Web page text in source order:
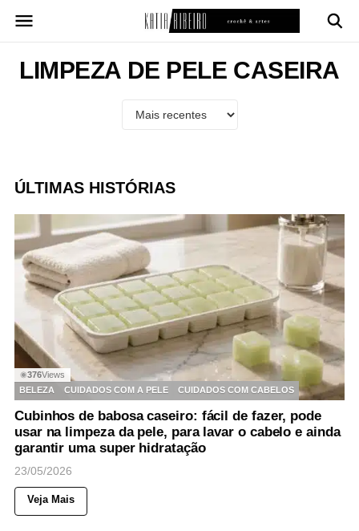
para
conteúdo
LIMPEZA DE PELE CASEIRA
ÚLTIMAS HISTÓRIAS
◉376Views
BELEZA
CUIDADOS COM A PELE CUIDADOS COM CABELOS
Cubinhos de babosa caseiro: fácil de fazer, pode
usar na limpeza da pele, para lavar o cabelo e ainda
garantir uma super hidratação
23/05/2026
Veja Mais